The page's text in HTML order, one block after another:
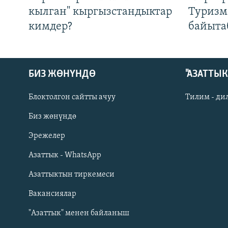
Русский
ОНЛАЙН ШЕРИНЕ
кылган" кыргызстандыктар
кимдер?
БИЗ ЖӨНҮНДӨ
Блоктолгон сайтты ачуу
Биз жөнүндө
Эрежелер
Азаттык - WhatsApp
Азаттыктын тиркемеси
Вакансиялар
"Азаттык" менен байланыш
Тилим -